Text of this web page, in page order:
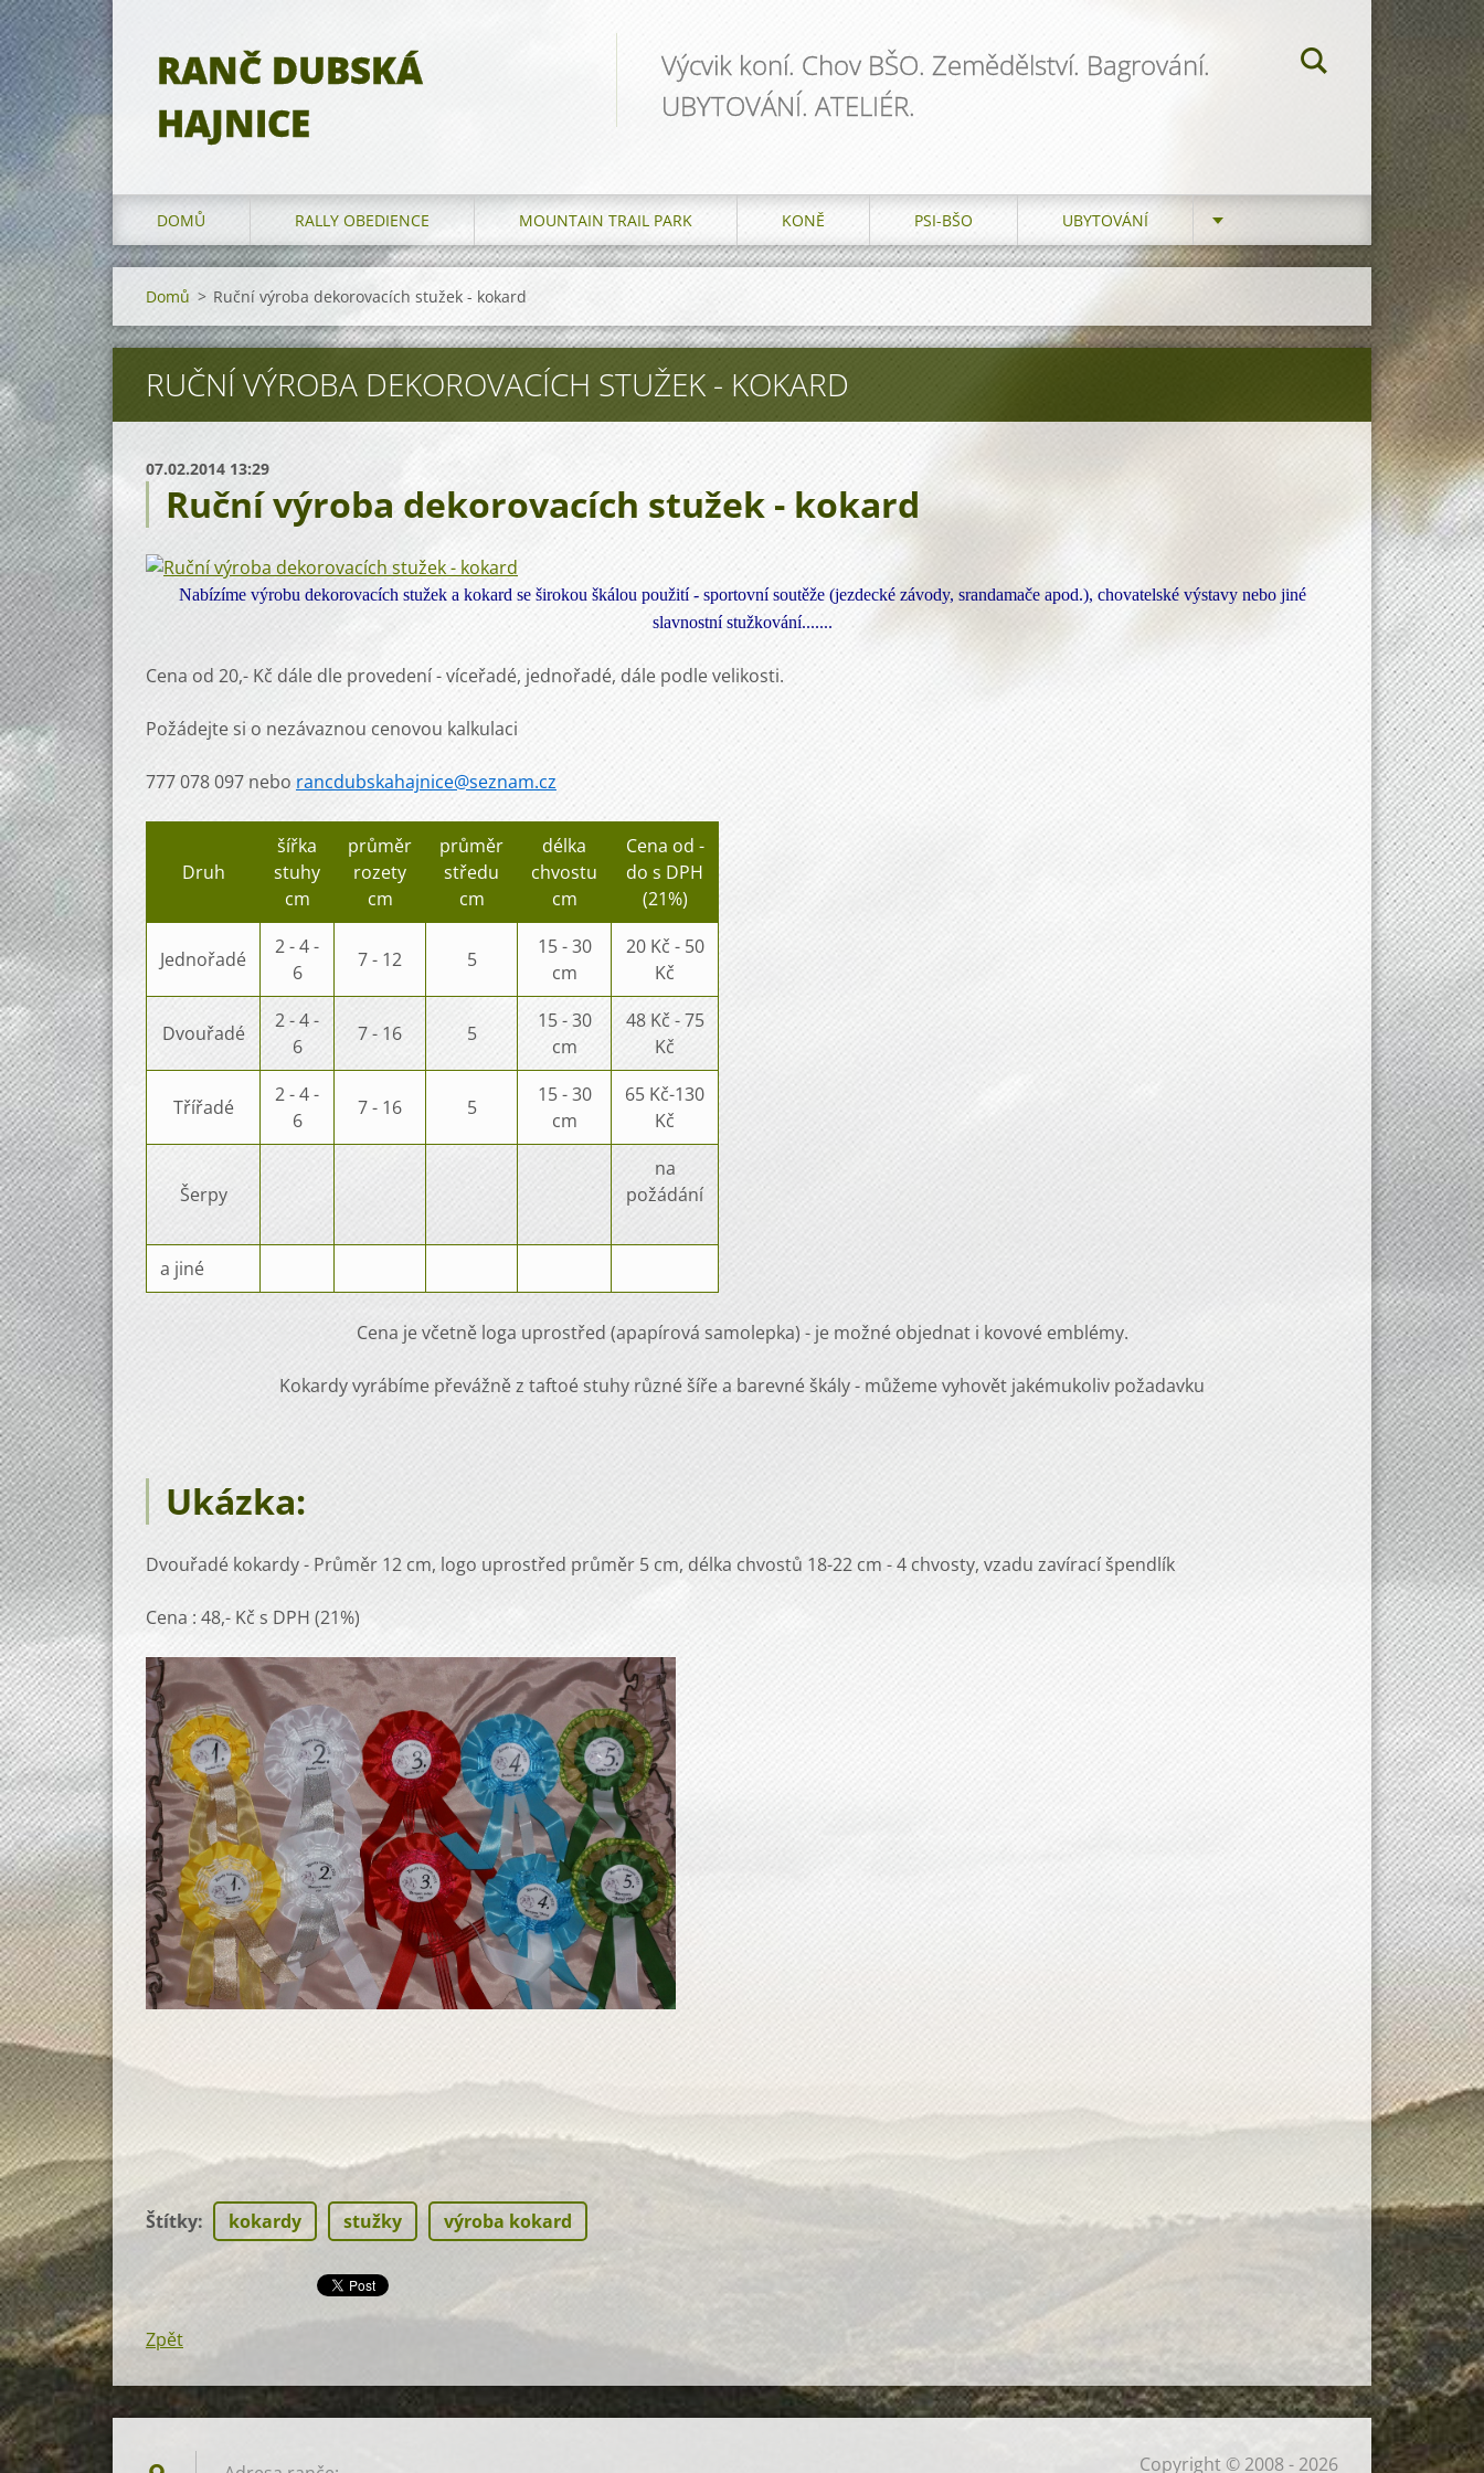
RANČ DUBSKÁ
HAJNICE
Výcvik koní. Chov BŠO. Zemědělství. Bagrování.
UBYTOVÁNÍ. ATELIÉR.
DOMŮ RALLY OBEDIENCE MOUNTAIN TRAIL PARK KONĚ PSI-BŠO UBYTOVÁNÍ
Domů > Ruční výroba dekorovacích stužek - kokard
RUČNÍ VÝROBA DEKOROVACÍCH STUŽEK - KOKARD
07.02.2014 13:29
Ruční výroba dekorovacích stužek - kokard
Nabízíme výrobu dekorovacích stužek a kokard se širokou škálou použití - sportovní soutěže (jezdecké závody, srandamače apod.), chovatelské výstavy nebo jiné
slavnostní stužkování.......
Cena od 20,- Kč dále dle provedení - víceřadé, jednořadé, dále podle velikosti.
Požádejte si o nezávaznou cenovou kalkulaci
777 078 097 nebo rancdubskahajnice@seznam.cz
Druh
šířka
stuhy
cm
průměr
rozety
cm
průměr
středu
cm
délka
chvostu
cm
Cena od -
do s DPH
(21%)
Jednořadé
2 - 4 -
6
7 - 12 5
15 - 30
cm
20 Kč - 50
Kč
Dvouřadé
2 - 4 -
6
7 - 16 5
15 - 30
cm
48 Kč - 75
Kč
Třířadé
2 - 4 -
6
7 - 16 5
15 - 30
cm
65 Kč-130
Kč
Šerpy
na
požádání
a jiné
Cena je včetně loga uprostřed (apapírová samolepka) - je možné objednat i kovové emblémy.
Kokardy vyrábíme převážně z taftoé stuhy různé šíře a barevné škály - můžeme vyhovět jakémukoliv požadavku
Ukázka:
Dvouřadé kokardy - Průměr 12 cm, logo uprostřed průměr 5 cm, délka chvostů 18-22 cm - 4 chvosty, vzadu zavírací špendlík
Cena : 48,- Kč s DPH (21%)
Štítky: kokardy stužky výroba kokard
Zpět
Copyright © 2008 - 2026